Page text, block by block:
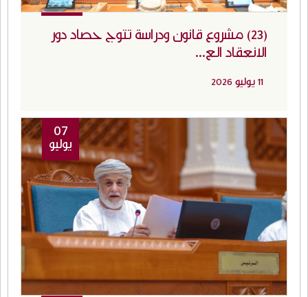
(23) مشروع قانون ودراسة تتوج حصاد دور
الانعقاد الع...
11 يوليو 2026
07
يوليو